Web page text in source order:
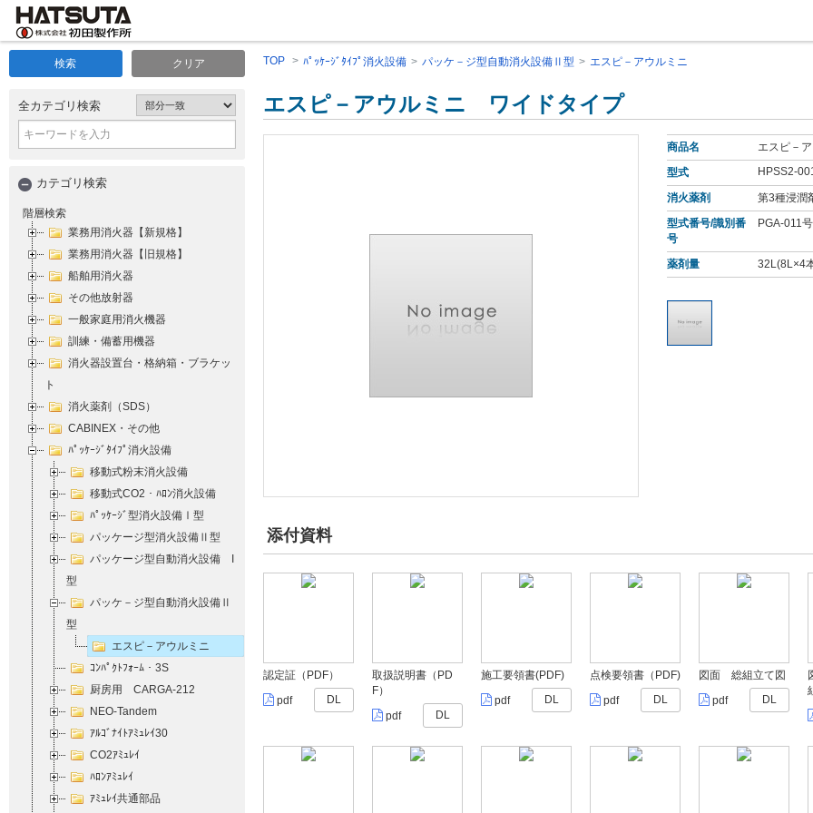
クリア
検索
全カテゴリ検索
カテゴリ検索
階層検索
業務用消火器【新規格】
業務用消火器【旧規格】
船舶用消火器
その他放射器
一般家庭用消火機器
訓練・備蓄用機器
消火器設置台・格納箱・ブラケッ
ト
消火薬剤（SDS）
CABINEX・その他
ﾊﾟｯｹｰｼﾞﾀｲﾌﾟ消火設備
移動式粉末消火設備
移動式CO2・ﾊﾛﾝ消火設備
ﾊﾟｯｹｰｼﾞ型消火設備Ⅰ型
パッケージ型消火設備Ⅱ型
パッケージ型自動消火設備 I
型
パッケ－ジ型自動消火設備Ⅱ
型
エスピ－アウルミニ
ｺﾝﾊﾟｸﾄﾌｫｰﾑ・3S
厨房用 CARGA-212
NEO-Tandem
ｱﾙｺﾞﾅｲﾄｱﾐｭﾚｲ30
CO2ｱﾐｭﾚｲ
ﾊﾛﾝｱﾐｭﾚｲ
ｱﾐｭﾚｲ共通部品
TOP ﾊﾟｯｹｰｼﾞﾀｲﾌﾟ消火設備 パッケ－ジ型自動消火設備Ⅱ型 エスピ－アウルミニ
エスピ－アウルミニ ワイドタイプ
商品名
エスピ－
型式
HPSS2-
消火薬剤
第3種浸潤
型式番号/識別番
号
PGA-011号
薬剤量 32L(8L×4
添付資料
認定証（PDF）
pdf
DL
取扱説明書（PD
F）
pdf
DL
施工要領書(PDF)
pdf
DL
点検要領書（PDF)
pdf
DL
図面 総組立て図
pdf
DL